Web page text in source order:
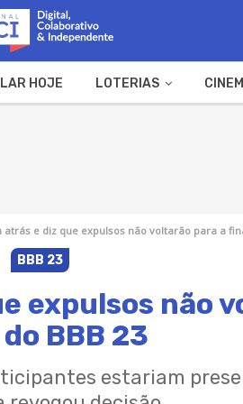
HOJE LOTERIAS
atrás e diz que expulsos não voltarão para a
BBB 23
expulsos não
BBB 23
estariam